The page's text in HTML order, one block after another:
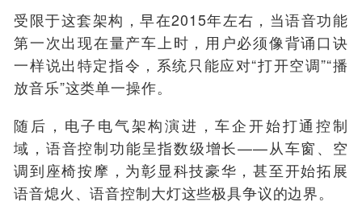
受限于这套架构，早在2015年左右，当语音功能
第一次出现在量产车上时，用户必须像背诵口诀
一样说出特定指令，系统只能应对“打开空调”“播
放音乐”这类单一操作。
随后，电子电气架构演进，车企开始打通控制
域，语音控制功能呈指数级增长——从车窗、空
调到座椅按摩，为彰显科技豪华，甚至开始拓展
语音熄火、语音控制大灯这些极具争议的边界。